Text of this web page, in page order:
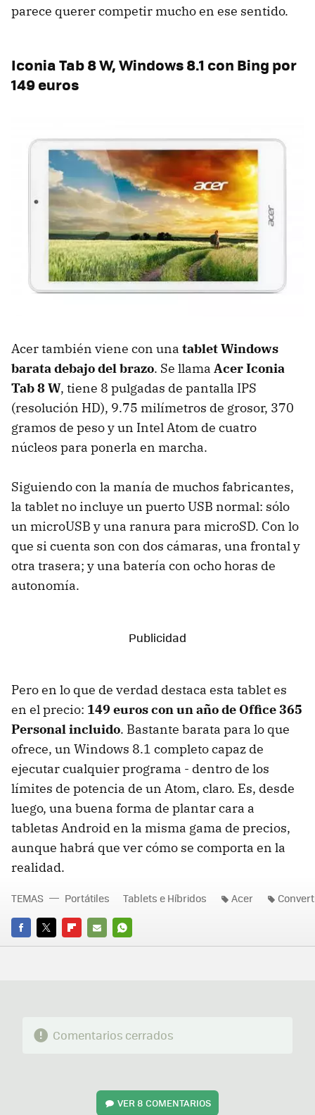
parece querer competir mucho en ese sentido.
Iconia Tab 8 W, Windows 8.1 con Bing por
149 euros
Acer también viene con una tablet Windows
barata debajo del brazo. Se llama Acer Iconia
Tab 8 W, tiene 8 pulgadas de pantalla IPS
(resolución HD), 9.75 milímetros de grosor, 370
gramos de peso y un Intel Atom de cuatro
núcleos para ponerla en marcha.
Siguiendo con la manía de muchos fabricantes,
la tablet no incluye un puerto USB normal: sólo
un microUSB y una ranura para microSD. Con lo
que si cuenta son con dos cámaras, una frontal y
otra trasera; y una batería con ocho horas de
autonomía.
Pero en lo que de verdad destaca esta tablet es
en el precio: 149 euros con un año de Office 365
Personal incluido. Bastante barata para lo que
ofrece, un Windows 8.1 completo capaz de
ejecutar cualquier programa - dentro de los
límites de potencia de un Atom, claro. Es, desde
luego, una buena forma de plantar cara a
tabletas Android en la misma gama de precios,
aunque habrá que ver cómo se comporta en la
realidad.
FACEBOOK
TWITTERFLIPBOARD
E-
WHATSAPP
TEMAS Portátiles Tablets e Híbridos Acer
Comentarios cerrados
VER8 COMENTARIOS